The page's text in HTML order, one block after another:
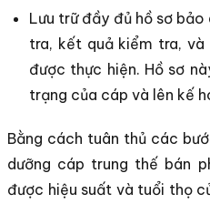
Lưu trữ đầy đủ hồ sơ
tra, kết quả kiểm tra,
được thực hiện. Hồ sơ
trạng của cáp và lên kế
Bằng cách tuân thủ các
dưỡng cáp trung thế bán
được hiệu suất và tuổi thọ